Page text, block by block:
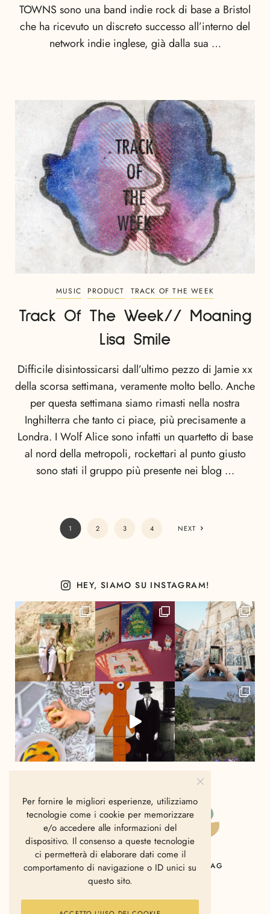
TOWNS sono una band indie rock di base a Bristol
che ha ricevuto un discreto successo all’interno del
network indie inglese, già dalla sua …
MUSIC PRODUCT TRACK OF THE WEEK
Track Of The Week// Moaning
Lisa Smile
Difficile disintossicarsi dall’ultimo pezzo di Jamie xx
della scorsa settimana, veramente molto bello. Anche
per questa settimana siamo rimasti nella nostra
Inghilterra che tanto ci piace, più precisamente a
Londra. I Wolf Alice sono infatti un quartetto di base
al nord della metropoli, rockettari al punto giusto
sono stati il gruppo più presente nei blog …
1 2 3 4 NEXT
HEY, SIAMO SU INSTAGRAM!
HOME CHI SIAMO CONTATTI MAG
Per fornire le migliori esperienze, utilizziamo
tecnologie come i cookie per memorizzare
e/o accedere alle informazioni del
dispositivo. Il consenso a queste tecnologie
ci permetterà di elaborare dati come il
comportamento di navigazione o ID unici su
questo sito.